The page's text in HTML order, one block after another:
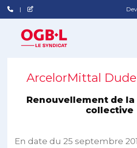
ArcelorMittal
Renouvellement de
collective
En date du 25 septembre